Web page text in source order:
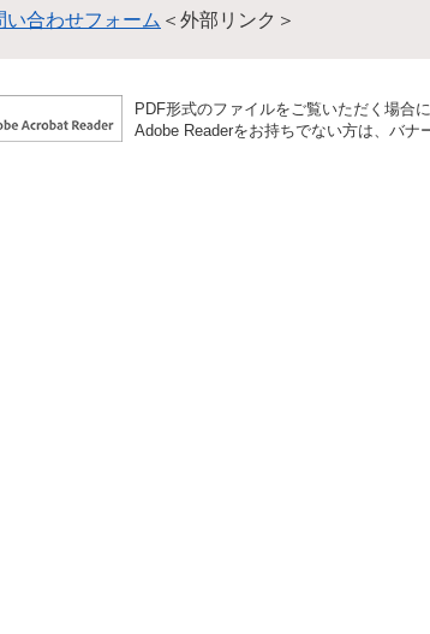
い合わせフォーム ＜外部リンク＞
PDF形式のファイルをご覧いただく場合
Adobe Readerをお持ちでない方は、バナ